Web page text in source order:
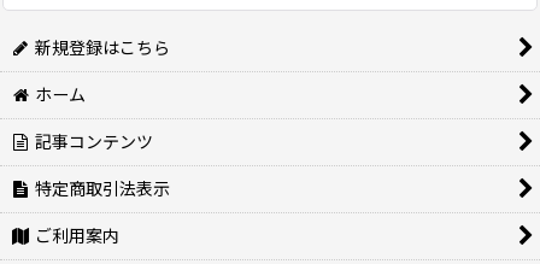
新規登録はこちら
ホーム
記事コンテンツ
特定商取引法表示
ご利用案内